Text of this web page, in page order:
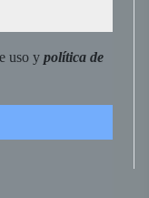
uso y política de